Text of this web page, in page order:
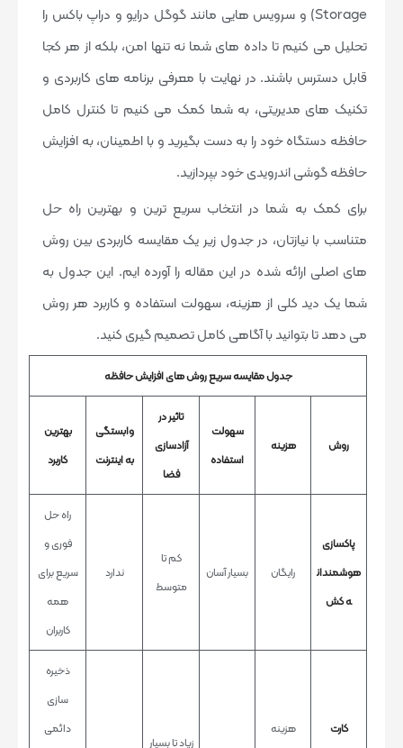
Storage) و سرویس هایی مانند گوگل درایو و دراپ باکس را
تحلیل می کنیم تا داده های شما نه تنها امن، بلکه از هر کجا
قابل دسترس باشند. در نهایت با معرفی برنامه های کاربردی و
تکنیک های مدیریتی، به شما کمک می کنیم تا کنترل کامل
حافظه دستگاه خود را به دست بگیرید و با اطمینان، به افزایش
حافظه گوشی اندرویدی خود بپردازید.
برای کمک به شما در انتخاب سریع ترین و بهترین راه حل
متناسب با نیازتان، در جدول زیر یک مقایسه کاربردی بین روش
های اصلی ارائه شده در این مقاله را آورده ایم. این جدول به
شما یک دید کلی از هزینه، سهولت استفاده و کاربرد هر روش
می دهد تا بتوانید با آگاهی کامل تصمیم گیری کنید.
جدول مقایسه سریع روش های افزایش حافظه
روش هزینه
سهولت
استفاده
تاثیر در
آزادسازی
فضا
وابستگی
به اینترنت
بهترین
کاربرد
پاکسازی
هوشمندان
ه کش
رایگان بسیار آسان
کم تا
متوسط
ندارد
راه حل
فوری و
سریع برای
همه
کاربران
کارت
هزینه
زیاد تا بسیار
ذخیره
سازی
دائمی